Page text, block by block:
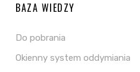
BAZA WIEDZY
Do pobrania
Okienny system oddymiania